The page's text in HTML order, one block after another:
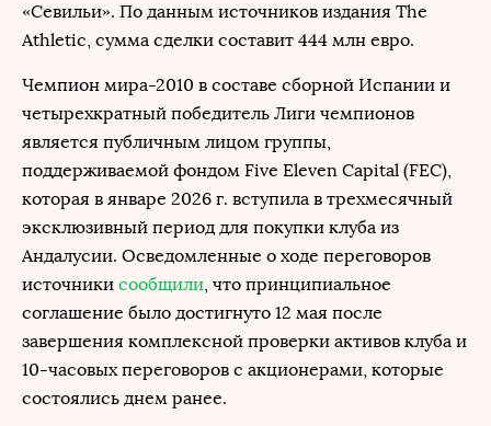
«Севильи». По данным источников издания The
Athletic, сумма сделки составит 444 млн евро.
Чемпион мира-2010 в составе сборной Испании и
четырехкратный победитель Лиги чемпионов
является публичным лицом группы,
поддерживаемой фондом Five Eleven Capital (FEC),
которая в январе 2026 г. вступила в трехмесячный
эксклюзивный период для покупки клуба из
Андалусии. Осведомленные о ходе переговоров
источники сообщили, что принципиальное
соглашение было достигнуто 12 мая после
завершения комплексной проверки активов клуба и
10-часовых переговоров с акционерами, которые
состоялись днем ранее.